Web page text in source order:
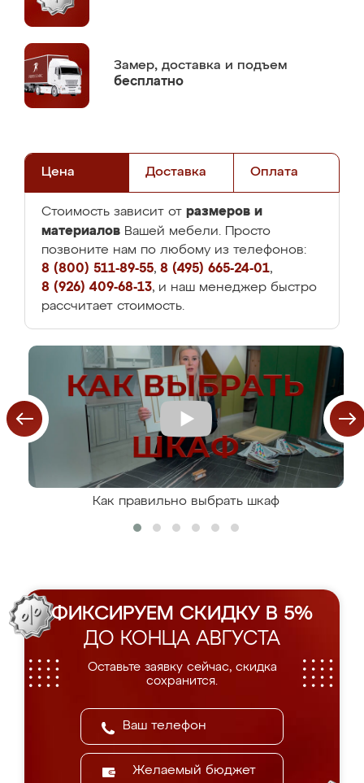
Замер, доставка и подъем
бесплатно
Цена Доставка Оплата
Стоимость зависит от размеров и
материалов Вашей мебели. Просто
позвоните нам по любому из телефонов:
8 (800) 511-89-55, 8 (495) 665-24-01,
8 (926) 409-68-13, и наш менеджер быстро
рассчитает стоимость.
Как правильно выбрать шкаф
ФИКСИРУЕМ СКИДКУ В 5%
ДО КОНЦА АВГУСТА
Оставьте заявку сейчас, скидка
сохранится.
Желаемый бюджет